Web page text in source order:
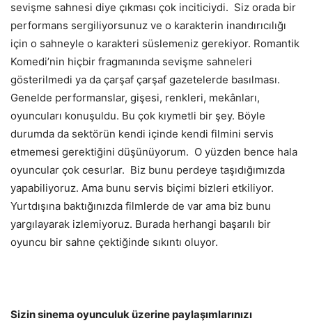
sevişme sahnesi diye çıkması çok inciticiydi. Siz orada bir
performans sergiliyorsunuz ve o karakterin inandırıcılığı
için o sahneyle o karakteri süslemeniz gerekiyor. Romantik
Komedi’nin hiçbir fragmanında sevişme sahneleri
gösterilmedi ya da çarşaf çarşaf gazetelerde basılması.
Genelde performanslar, gişesi, renkleri, mekânları,
oyuncuları konuşuldu. Bu çok kıymetli bir şey. Böyle
durumda da sektörün kendi içinde kendi filmini servis
etmemesi gerektiğini düşünüyorum. O yüzden bence hala
oyuncular çok cesurlar. Biz bunu perdeye taşıdığımızda
yapabiliyoruz. Ama bunu servis biçimi bizleri etkiliyor.
Yurtdışına baktığınızda filmlerde de var ama biz bunu
yargılayarak izlemiyoruz. Burada herhangi başarılı bir
oyuncu bir sahne çektiğinde sıkıntı oluyor.
Sizin sinema oyunculuk üzerine paylaşımlarınızı